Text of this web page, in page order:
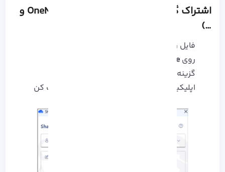
اشتراک‌ گذاری با اپلیکیشن‌ ها (مثل OneNote و
…)
فایل رو انتخاب کن
رویShare
گزینه‌
اپلیکیشن موردنظر (مثلاً OneNote) رو انتخاب کن